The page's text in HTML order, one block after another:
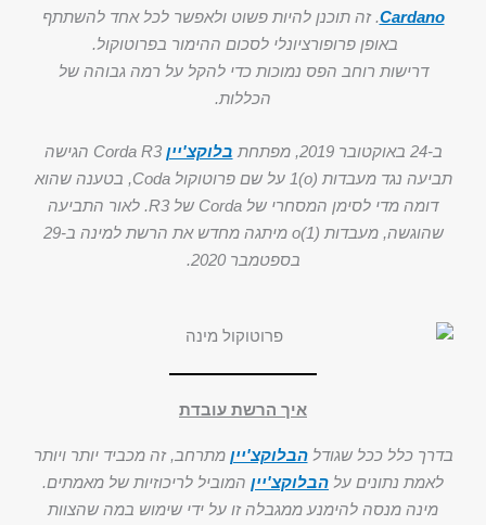
Cardano. זה תוכנן להיות פשוט ולאפשר לכל אחד להשתתף
באופן פרופורציונלי לסכום ההימור בפרוטוקול.
דרישות רוחב הפס נמוכות כדי להקל על רמה גבוהה של
הכללות.
ב-24 באוקטובר 2019, מפתחת בלוקצ'יין
Corda R3 הגישה
תביעה נגד מעבדות (o)1 על שם פרוטוקול Coda, בטענה שהוא
דומה מדי לסימן המסחרי של Corda של R3. לאור התביעה
שהוגשה, מעבדות o(1) מיתגה מחדש את הרשת למינה ב-29
בספטמבר 2020.
איך הרשת עובדת
בדרך כלל ככל שגודלהבלוקצ'יין מתרחב, זה מכביד יותר ויותר
לאמת נתונים על הבלוקצ'יין המוביל לריכוזיות של מאמתים.
מינה מנסה להימנע ממגבלה זו על ידי שימוש במה שהצוות